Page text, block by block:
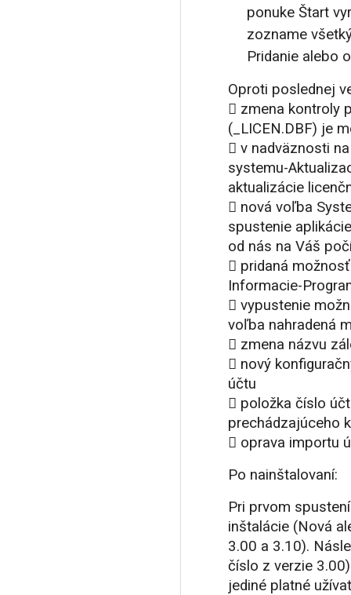
ponuke Štart
zozname
Pridanie alebo
Oproti poslednej
 zmena kontroly
(_LICEN.DBF) je
 v nadväznosti
systemu-
aktualizácie
 nová voľba
spustenie
od nás na Váš
 pridaná
Informacie-
 vypustenie
voľba nahradená
 zmena názvu
 nový
účtu
 položka číslo
prechádzajúceho
 oprava importu
Po nainštalovaní:
Pri prvom
inštalácie (Nová
3.00 a 3.10).
číslo z verzie
jediné platné